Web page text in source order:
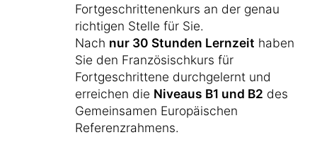
Fortgeschrittenenkurs an der genau
richtigen Stelle für Sie.
Nach nur 30 Stunden Lernzeit haben
Sie den Französischkurs für
Fortgeschrittene durchgelernt und
erreichen die Niveaus B1 und B2 des
Gemeinsamen Europäischen
Referenzrahmens.